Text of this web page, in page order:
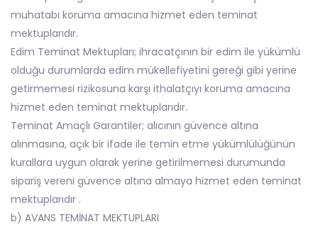
muhatabı koruma amacına hizmet eden teminat
mektuplarıdır.
Edim Teminat Mektupları; ihracatçının bir edim ile yükümlü
olduğu durumlarda edim mükellefiyetini gereği gibi yerine
getirmemesi rizikosuna karşı ithalatçıyı koruma amacına
hizmet eden teminat mektuplarıdır.
Teminat Amaçlı Garantiler; alıcının güvence altına
alınmasına, açık bir ifade ile temin etme yükümlülüğünün
kurallara uygun olarak yerine getirilmemesi durumunda
sipariş vereni güvence altına almaya hizmet eden teminat
mektuplarıdır .
b) AVANS TEMİNAT MEKTUPLARI